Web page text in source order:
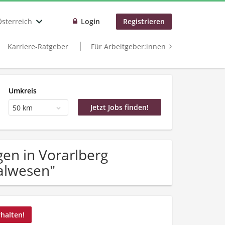
Login Registrieren
Karriere-Ratgeber Für Arbeitgeber:innen
Umkreis
50 km
in Vorarlberg